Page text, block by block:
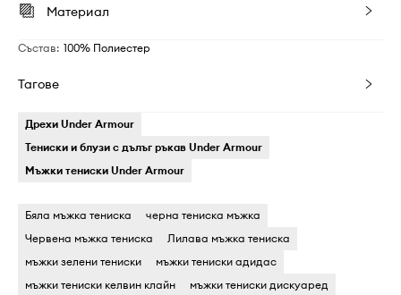
Материал
Състав: 100% Полиестер
Тагове
Дрехи Under Armour
Тениски и блузи с дълъг ръкав Under Armour
Мъжки тениски Under Armour
Бяла мъжка тениска
черна тениска мъжка
Червена мъжка тениска
Лилава мъжка тениска
мъжки зелени тениски
мъжки тениски адидас
мъжки тениски келвин клайн
мъжки тениски дискуаред